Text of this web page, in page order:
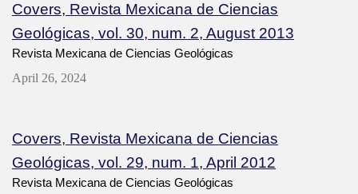
Covers, Revista Mexicana de Ciencias
Geológicas, vol. 30, num. 2, August 2013
Revista Mexicana de Ciencias Geológicas
April 26, 2024
Covers, Revista Mexicana de Ciencias
Geológicas, vol. 29, num. 1, April 2012
Revista Mexicana de Ciencias Geológicas